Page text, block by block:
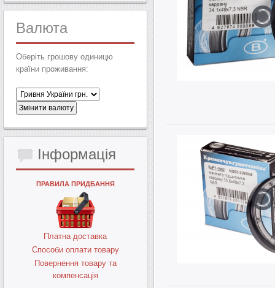
Валюта
Оберіть грошову одиницю
країни проживання:
Інформація
ПРАВИЛА ПРИДБАННЯ
Платна доставка
Способи оплати товару
Повернення товару та
компенсація